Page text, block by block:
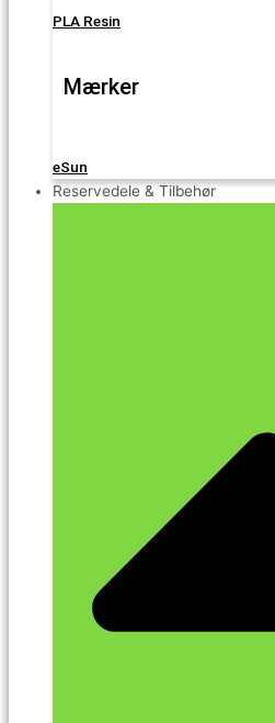
PLA Resin
Mærker
eSun
Reservedele & Tilbehør